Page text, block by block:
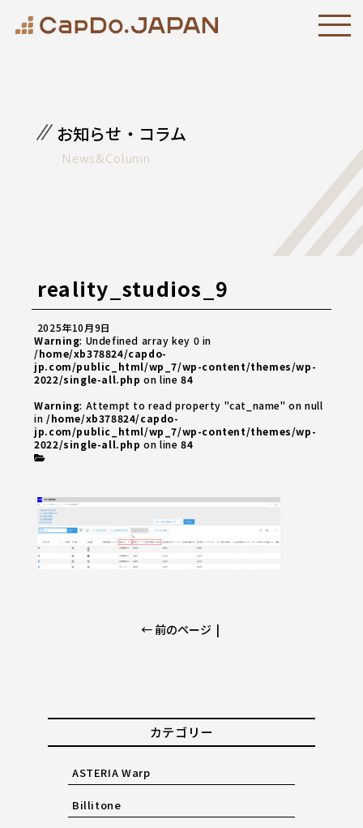
お知らせ・コラム
News&Column
reality_studios_9
2025年10月9日
Warning: Undefined array key 0 in
/home/xb378824/capdo-
jp.com/public_html/wp_7/wp-content/themes/wp-
2022/single-all.php on line84
Warning: Attempt to read property "cat_name" on null
in/home/xb378824/capdo-
jp.com/public_html/wp_7/wp-content/themes/wp-
2022/single-all.php on line84
← 前のページ |
カテゴリー
ASTERIA Warp
Billitone